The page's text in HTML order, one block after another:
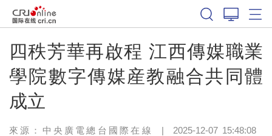
四秩芳華再啟程 江西傳媒職業
學院數字傳媒産教融合共同體
成立
來源：中央廣電總台國際在線 | 2025-12-07 15:48:08